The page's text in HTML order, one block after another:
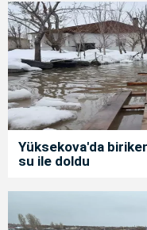
Yüksekova'da
su ile doldu